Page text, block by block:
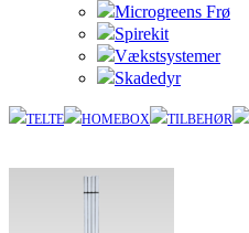
Microgreens Frø
Spirekit
Vækstsystemer
Skadedyr
TELTE HOMEBOX TILBEHØR